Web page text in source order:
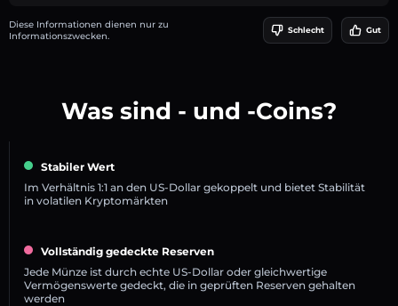
Diese Informationen dienen nur zu
Informationszwecken.
Schlecht Gut
Was sind - und -Coins?
Stabiler Wert
Im Verhältnis 1:1 an den US-Dollar gekoppelt und bietet Stabilität
in volatilen Kryptomärkten
Vollständig gedeckte Reserven
Jede Münze ist durch echte US-Dollar oder gleichwertige
Vermögenswerte gedeckt, die in geprüften Reserven gehalten
werden